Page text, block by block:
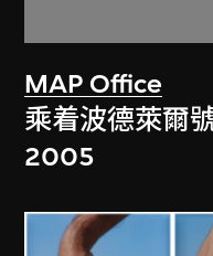
MAP Office
乘着波德萊爾
2005